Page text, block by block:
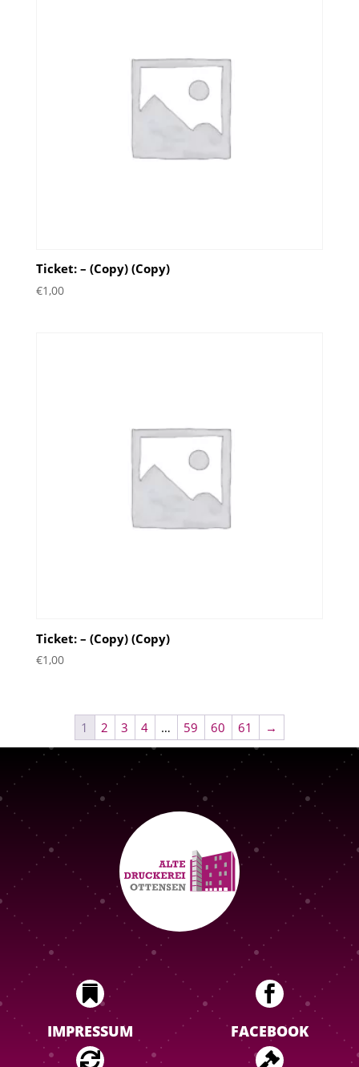
Ticket: – (Copy) (Copy)
€1,00
Ticket: – (Copy) (Copy)
€1,00
1 2 3 4 … 59 60 61 →

IMPRESSUM

FACEBOOK
 